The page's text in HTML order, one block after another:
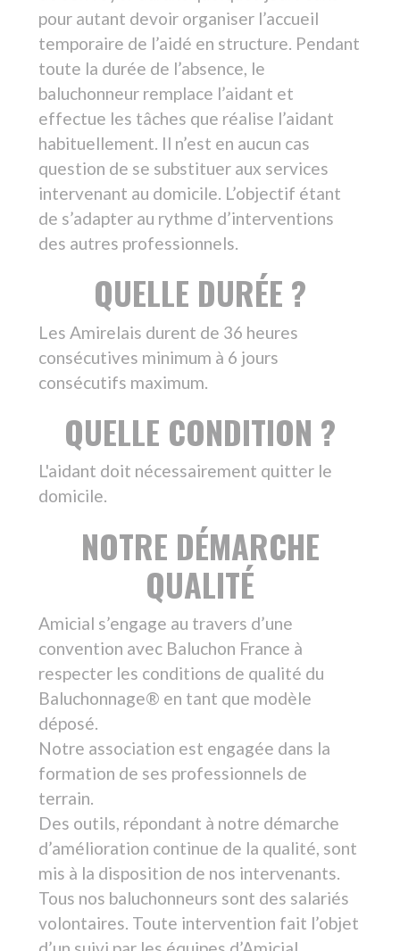
QUELLE DURÉE ?
Les Amirelais durent de 36 heures
consécutives minimum à 6 jours
consécutifs maximum.
QUELLE CONDITION ?
L'aidant doit nécessairement quitter le
domicile.
NOTRE DÉMARCHE
QUALITÉ
Amicial s’engage au travers d’une
respecter les conditions de qualité du
Baluchonnage® en tant que modèle
déposé.
formation de ses professionnels de
terrain.
Des outils, répondant à notre démarche
d’amélioration continue de la qualité, sont
mis à la disposition de nos intervenants.
Tous nos baluchonneurs sont des salariés
volontaires. Toute intervention fait l’objet
d’un suivi par les équipes d’Amicial.
LES ÉTAPES CLÉS
DES AMIRELAIS